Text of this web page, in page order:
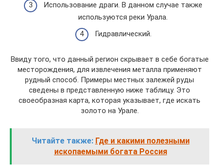
Использование драги. В данном случае также
используются реки Урала.
Гидравлический.
Ввиду того, что данный регион скрывает в себе богатые
месторождения, для извлечения металла применяют
рудный способ. Примеры местных залежей руды
сведены в представленную ниже таблицу. Это
своеобразная карта, которая указывает, где искать
золото на Урале.
Читайте также: Где и какими полезными
ископаемыми богата Россия